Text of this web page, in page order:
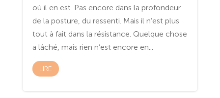
où il en est. Pas encore dans la profondeur
de la posture, du ressenti. Mais il n’est plus
tout à fait dans la résistance. Quelque chose
a lâché, mais rien n’est encore en...
LIRE